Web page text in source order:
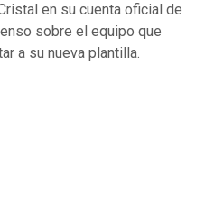
en su cuenta oficial de
sobre el equipo que
a su nueva plantilla.